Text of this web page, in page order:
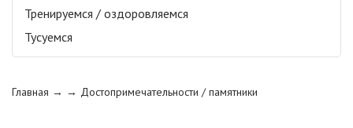
Тренируемся / оздоровляемся
Тусуемся
Главная → → Достопримечательности / памятники